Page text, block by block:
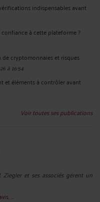
indispensables avant
à cette plateforme ?
cryptomonnaies et risques
à 16:54
et éléments à contrôler avant
Voir toutes ses publications
Ziegler et ses associés gèrent un
...